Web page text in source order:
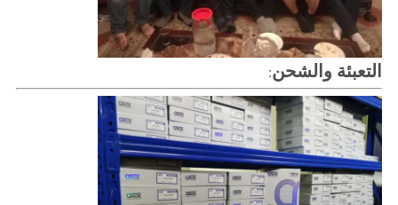
التعبئة والشحن: